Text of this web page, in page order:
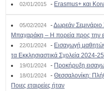
02/01/2015 - Erasmus+ και
05/02/2024 -Δωρεάν
Μπαχαράκη – Η πορεία προς την
22/01/2024 - Εισαγωγή
τα Εκκλησιαστικά Σχολεία 2024-25
19/01/2024 - Προκήρυξη
18/01/2024 -Θεσσαλονίκη:
Ποιες εταιρείες ήταν